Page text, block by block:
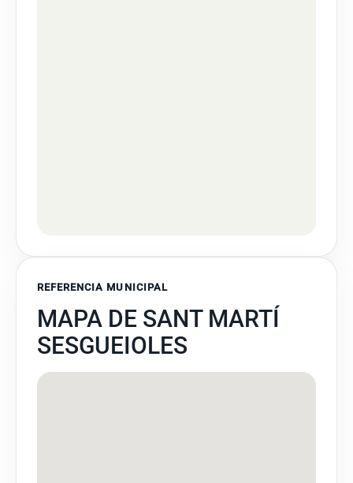
REFERENCIA MUNICIPAL
MAPA DE SANT MARTÍ
SESGUEIOLES